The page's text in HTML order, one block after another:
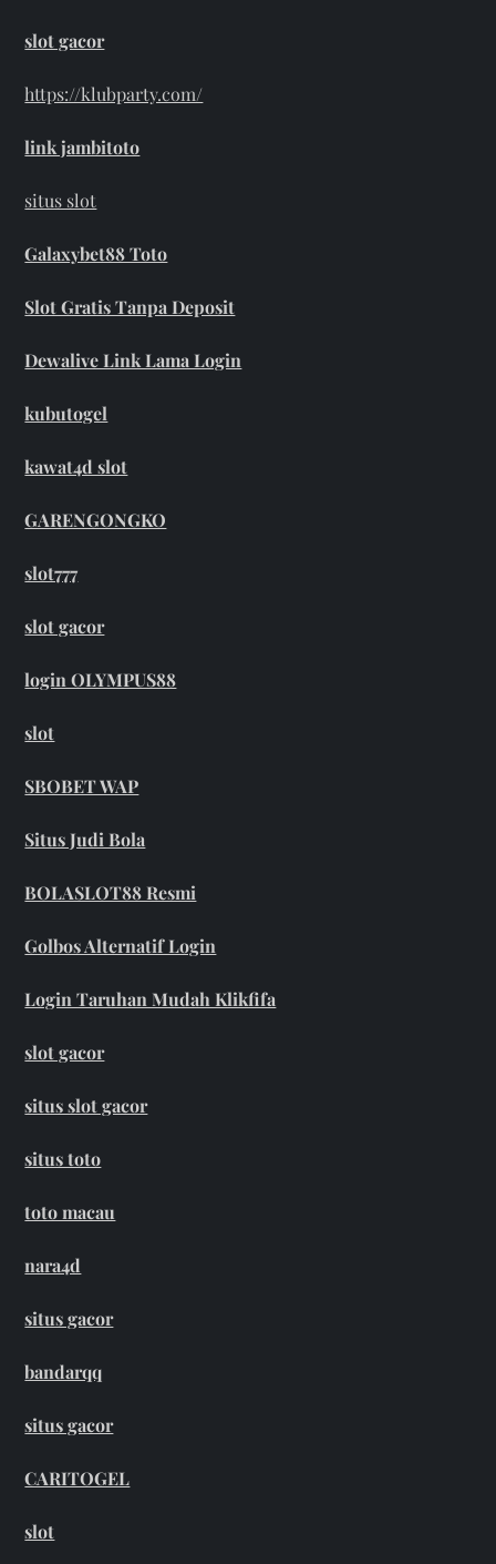
slot gacor
https://klubparty.com/
link jambitoto
situs slot
Galaxybet88 Toto
Slot Gratis Tanpa Deposit
Dewalive Link Lama Login
kubutogel
kawat4d slot
GARENGONGKO
slot777
slot gacor
login OLYMPUS88
slot
SBOBET WAP
Situs Judi Bola
BOLASLOT88 Resmi
Golbos Alternatif Login
Login Taruhan Mudah Klikfifa
slot gacor
situs slot gacor
situs toto
toto macau
nara4d
situs gacor
bandarqq
situs gacor
CARITOGEL
slot